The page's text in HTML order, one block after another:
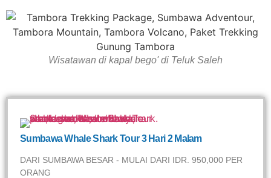
Wisatawan di kapal bego' di Teluk Saleh
Sumbawa Whale Shark Tour 3 Hari 2 Malam
DARI SUMBAWA BESAR - MULAI DARI IDR. 950,000 PER
ORANG